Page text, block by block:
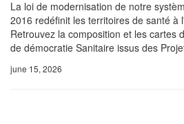
La loi de modernisation de notre
2016 redéfinit les territoires de santé à
Retrouvez la composition et les cartes
de démocratie Sanitaire issus des
june 15, 2026